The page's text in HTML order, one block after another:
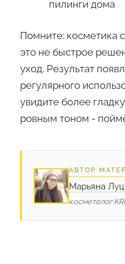
пилинги дома
Помните: косметика
это не быстрое
уход. Результат
регулярного
увидите более
ровным тоном -
АВТОР
Марьяна
косметолог